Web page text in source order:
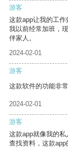
游客
这款app让我的工作
我以前经常加班，
伴家人。
2024-02-01
游客
这款软件的功能非
2024-02-01
游客
这款app就像我的
查找资料，这款app